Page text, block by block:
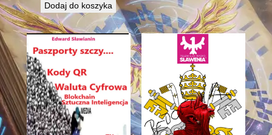
Dodaj do koszyka